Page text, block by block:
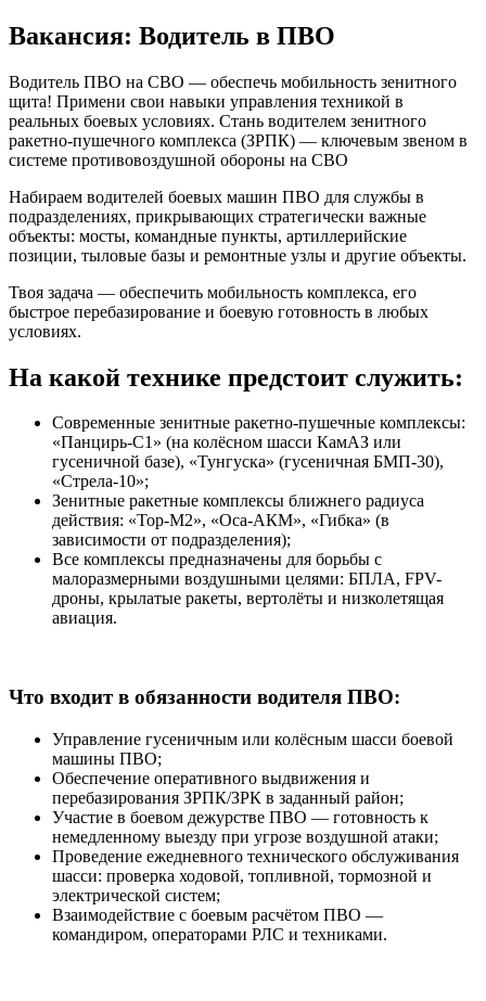
Вакансия: Водитель в ПВО
Водитель ПВО на СВО — обеспечь мобильность зенитного
щита! Примени свои навыки управления техникой в
реальных боевых условиях. Стань водителем зенитного
ракетно-пушечного комплекса (ЗРПК) — ключевым звеном в
системе противовоздушной обороны на СВО
Набираем водителей боевых машин ПВО для службы в
подразделениях, прикрывающих стратегически важные
объекты: мосты, командные пункты, артиллерийские
позиции, тыловые базы и ремонтные узлы и другие объекты.
Твоя задача — обеспечить мобильность комплекса, его
быстрое перебазирование и боевую готовность в любых
условиях.
На какой технике предстоит служить:
Современные зенитные ракетно-пушечные комплексы:
«Панцирь-С1» (на колёсном шасси КамАЗ или
гусеничной базе), «Тунгуска» (гусеничная БМП-30),
«Стрела-10»;
Зенитные ракетные комплексы ближнего радиуса
действия: «Тор-М2», «Оса-АКМ», «Гибка» (в
зависимости от подразделения);
Все комплексы предназначены для борьбы с
малоразмерными воздушными целями: БПЛА, FPV-
дроны, крылатые ракеты, вертолёты и низколетящая
авиация.
Что входит в обязанности водителя ПВО:
Управление гусеничным или колёсным шасси боевой
машины ПВО;
Обеспечение оперативного выдвижения и
перебазирования ЗРПК/ЗРК в заданный район;
Участие в боевом дежурстве ПВО — готовность к
немедленному выезду при угрозе воздушной атаки;
Проведение ежедневного технического обслуживания
шасси: проверка ходовой, топливной, тормозной и
электрической систем;
Взаимодействие с боевым расчётом ПВО —
командиром, операторами РЛС и техниками.